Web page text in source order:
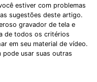
estiver com problemas
sugestões deste artigo.
gravador de tela e
de todos os critérios
em seu material de vídeo.
pode usar suas outras